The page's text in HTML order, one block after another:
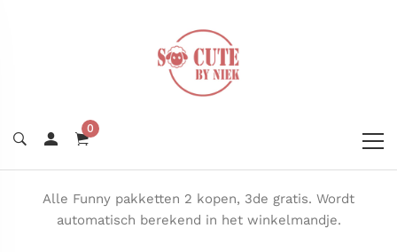
0
Alle Funny pakketten 2 kopen, 3de gratis. Wordt
automatisch berekend in het winkelmandje.